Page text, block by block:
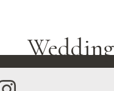
Wedding